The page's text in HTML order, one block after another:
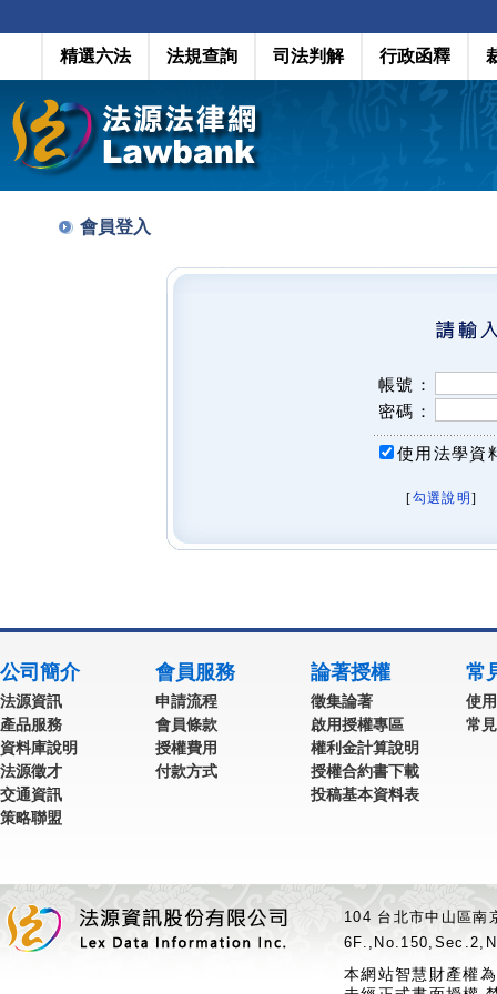
精選六法 法規查詢 司法判解 行政函釋
會員登入
帳號：
密碼：
使用法學資
[勾選說明 ]
公司簡介
法源資訊
產品服務
資料庫說明
法源徵才
交通資訊
策略聯盟
會員服務
申請流程
會員條款
授權費用
付款方式
論著授權
徵集論著
啟用授權專區
權利金計算說明
授權合約書下載
投稿基本資料表
常
使
常
104 台北市中山區
本網站智慧財產權